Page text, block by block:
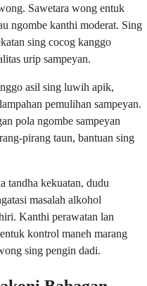
Sawetara wong entuk
ngombe kanthi moderat. Sing
sing cocog kanggo
urip sampeyan.
asil sing luwih apik,
pemulihan sampeyan.
pola ngombe sampeyan
pirang taun, bantuan sing
tandha kekuatan, dudu
masalah alkohol
Kanthi perawatan lan
kontrol maneh marang
sing pengin dadi.